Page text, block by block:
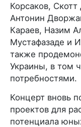
Корсаков,
Антонин
Караев, Назим
Мустафазаде и
также
Украины, в том
потребностями.
Концерт вновь
проектов для
потенциала